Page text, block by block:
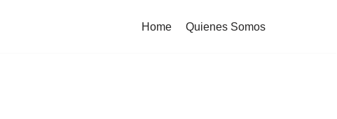
Home Quienes Somos